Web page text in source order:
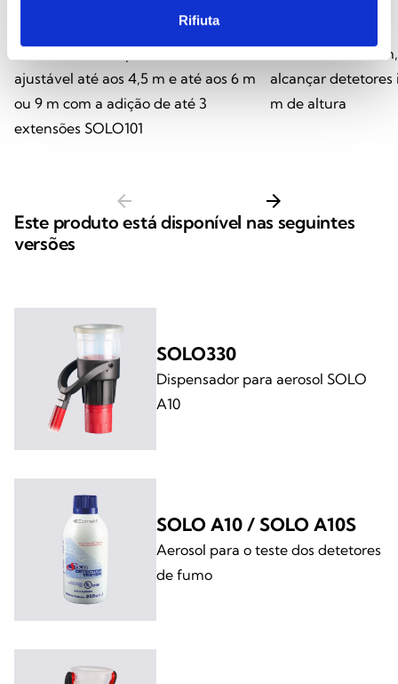
Rifiuta
Extensão telescópica de 1,26 m,
ajustável até aos 4,5 m e até aos 6 m
ou 9 m com a adição de até 3
extensões SOLO101
Extensão de 1,13
alcançar detetores
m de altura
arrow_back arrow_forward
Este produto está disponível nas seguintes
versões
SOLO330
Dispensador para aerosol SOLO
A10
SOLO A10 / SOLO A10S
Aerosol para o teste dos detetores
de fumo